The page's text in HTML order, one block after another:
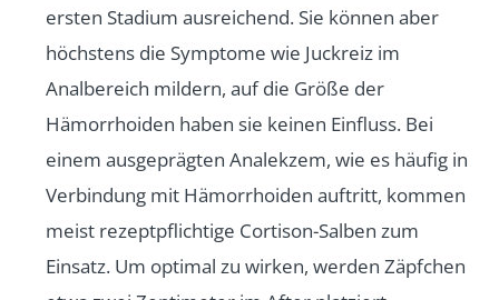
ersten Stadium ausreichend. Sie können aber
höchstens die Symptome wie Juckreiz im
Analbereich mildern, auf die Größe der
Hämorrhoiden haben sie keinen Einfluss. Bei
einem ausgeprägten Analekzem, wie es häufig in
Verbindung mit Hämorrhoiden auftritt, kommen
meist rezeptpflichtige Cortison-Salben zum
Einsatz. Um optimal zu wirken, werden Zäpfchen